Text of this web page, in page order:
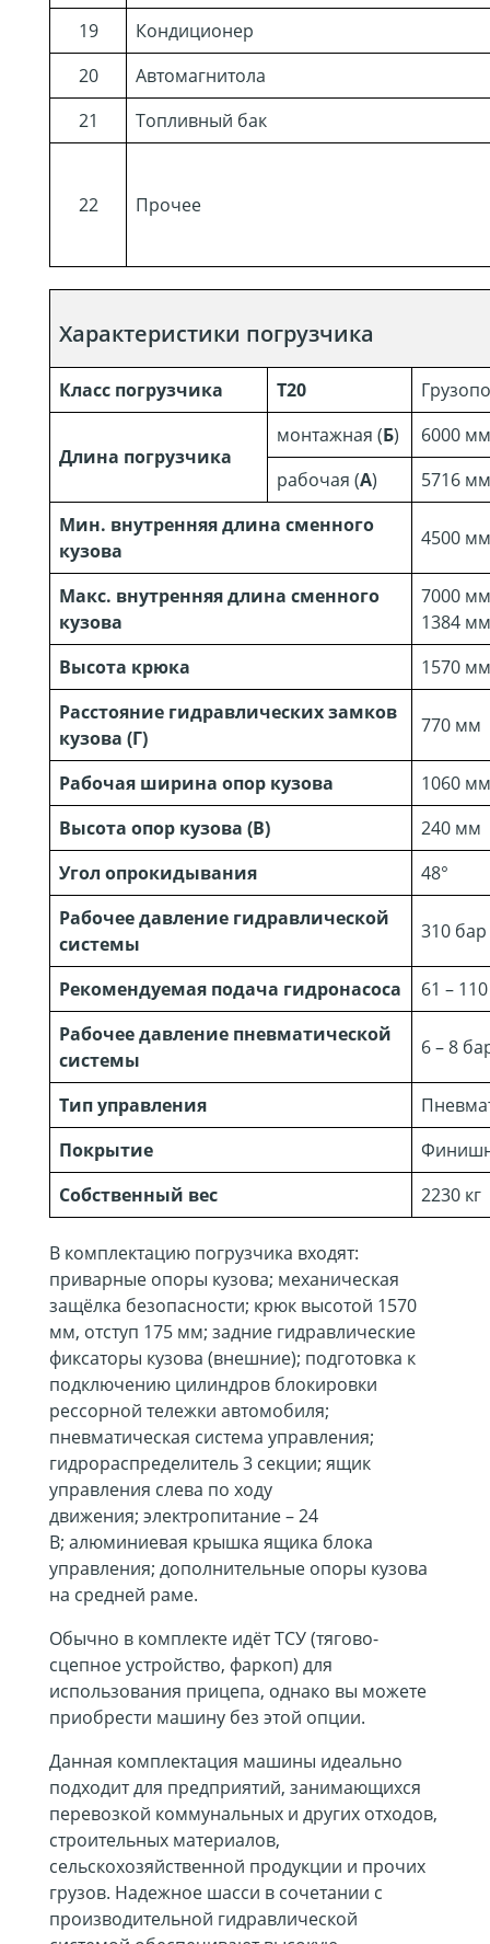
19
Кондиционер
20
Автомагнитола
21
Топливный бак
22 Прочее
Характеристики погрузчика
Класс погрузчика T20
Длина погрузчика
монтажная (Б)
6000 мм
рабочая (А)
5716 мм
Мин. внутренняя длина сменного
кузова
4500 мм
Макс. внутренняя длина сменного
кузова
7000
1384
Высота крюка
1570
Расстояние гидравлических замков
кузова (Г)
770 мм
Рабочая ширина опор кузова
1060 мм
Высота опор кузова (В)
240 мм
Угол опрокидывания
48°
Рабочее давление гидравлической
системы
310 бар
Рекомендуемая подача гидронасоса
61 –
Рабочее давление пневматической
системы
6 – 8
Тип управления
Покрытие
Собственный вес
2230 кг
В комплектацию погрузчика входят:
приварные опоры кузова; механическая
защёлка безопасности; крюк высотой 1570
мм, отступ 175 мм; задние гидравлические
фиксаторы кузова (внешние); подготовка к
подключению цилиндров блокировки
рессорной тележки автомобиля;
пневматическая система управления;
гидрораспределитель 3 секции; ящик
управления слева по ходу
движения; электропитание – 24
В; алюминиевая крышка ящика блока
управления; дополнительные опоры кузова
на средней раме.
Обычно в комплекте идёт ТСУ (тягово-
сцепное устройство, фаркоп) для
использования прицепа, однако вы можете
приобрести машину без этой опции.
Данная комплектация машины идеально
подходит для предприятий, занимающихся
перевозкой коммунальных и других отходов,
строительных материалов,
сельскохозяйственной продукции и прочих
грузов. Надежное шасси в сочетании с
производительной гидравлической